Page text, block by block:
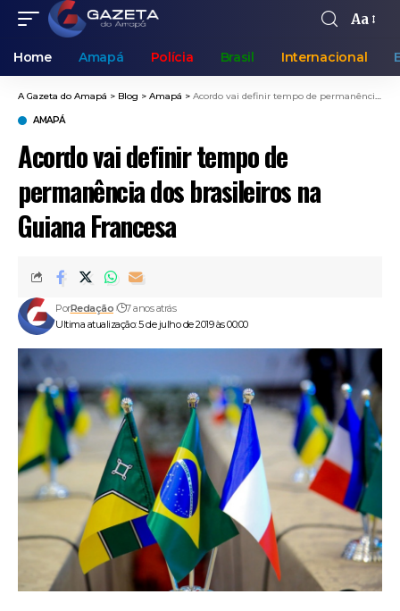
Aa
Home Amapá Polícia Brasil Internacional
A Gazeta do Amapá > Blog > Amapá > Acordo vai definir tempo de permanência dos brasileiros na Guiana Francesa
AMAPÁ
Acordo vai definir tempo de
permanência dos brasileiros na
Guiana Francesa
Ultima atualização: 5 de julho de 2019 às 00:00
PorRedação 7 anos atrás